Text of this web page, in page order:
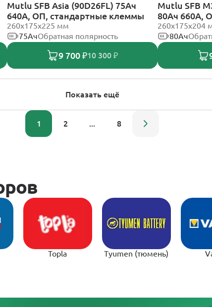
Mutlu SFB Asia (90D26FL) 75Ач
640А, ОП, стандартные клеммы
260х175х225 мм
75АчОбратная полярность
9 700 ₽10 300 ₽
Mutlu SFB
80Ач 660А,
клеммы
260х175х204
80Ач
Показать ещё
1 2 ... 8
Topla Tyumen (тюмень)